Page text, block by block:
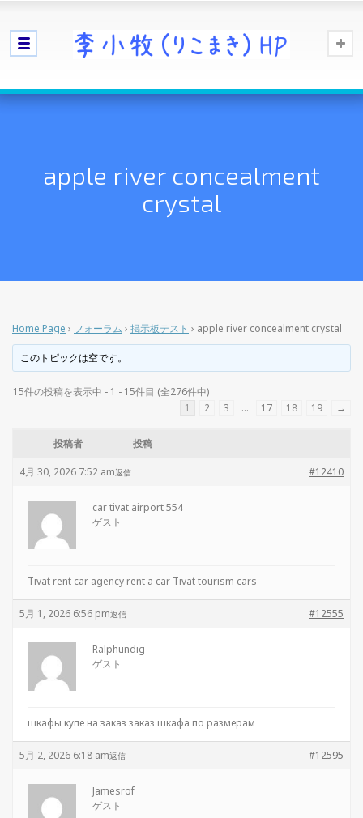
apple river concealment
crystal
Home Page › フォーラム › 掲示板テスト › apple river concealment crystal
このトピックは空です。
15件の投稿を表示中 - 1 - 15件目 (全276件中)
1
2 3 … 17 18 19 →
投稿者 投稿
4月 30, 2026 7:52 am #12410
返信
car tivat airport 554
ゲスト
Tivat rent car agency rent a car Tivat tourism cars
5月 1, 2026 6:56 pm #12555
返信
Ralphundig
ゲスト
шкафы купе на заказ заказ шкафа по размерам
5月 2, 2026 6:18 am #12595
返信
Jamesrof
ゲスト